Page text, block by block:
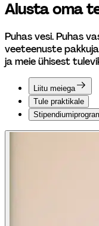
Alusta oma
Puhas vesi. Puhas
veeteenuste
ja meie ühisest
Liitu meiega
Tule praktikale